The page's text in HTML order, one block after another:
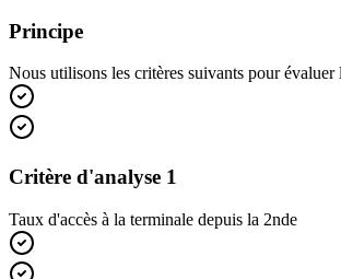
Principe
Nous utilisons les critères suivants pour évaluer
Critère d'analyse 1
Taux d'accès à la terminale depuis la 2nde